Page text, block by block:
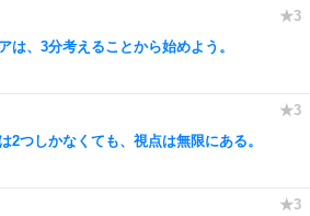
は、3分考えることから始めよう。
2つしかなくても、視点は無限にある。